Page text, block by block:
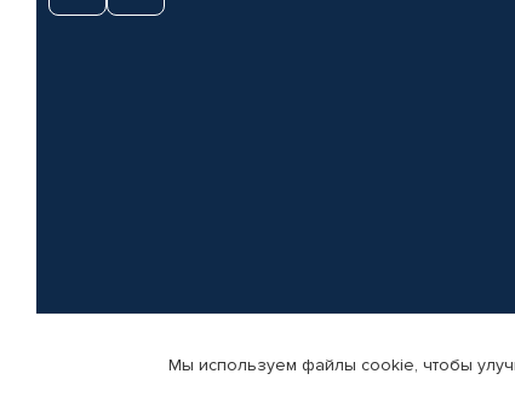
© КАМАЗ ЦЕНТР ДОНЕЦК, 2015-2026. Все права защищены.
Мы используем файлы cookie, чтобы